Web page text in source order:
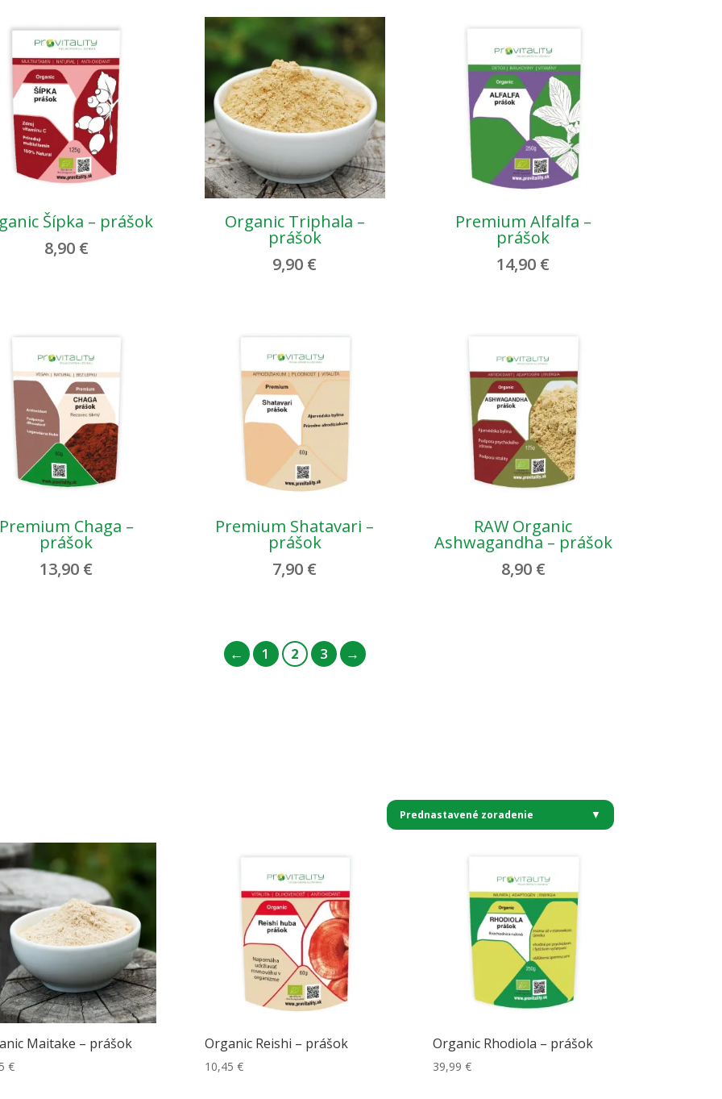
Šípka – prášok
8,90 €
Organic Triphala –
prášok
9,90 €
Premium Alfalfa –
prášok
14,90 €
Chaga –
prášok
13,90 €
Premium Shatavari –
prášok
7,90 €
RAW Organic
Ashwagandha – prášok
8,90 €
← 1 2 3 →
Maitake – prášok
€
Organic Reishi – prášok
10,45 €
Organic Rhodiola – prášok
39,99€